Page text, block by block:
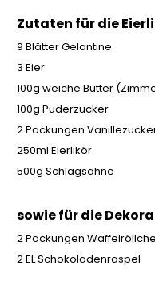
Zutaten für die
9 Blätter Gelantine
3 Eier
100g weiche Butter
100g Puderzucker
2 Packungen
250ml Eierlikör
500g Schlagsahne
sowie für die
2 Packungen
2 EL Schokoladenraspel